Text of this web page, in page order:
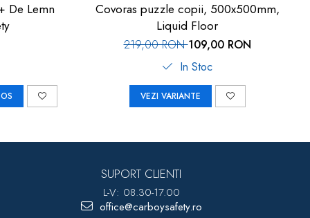
Covoras puzzle copii, 500x500mm,
Liquid Floor
219,00 RON109,00 RON
In Stoc
VEZI VARIANTE
SUPORT CLIENTI
L-V: 08.30-17.00
office@carboysafety.ro